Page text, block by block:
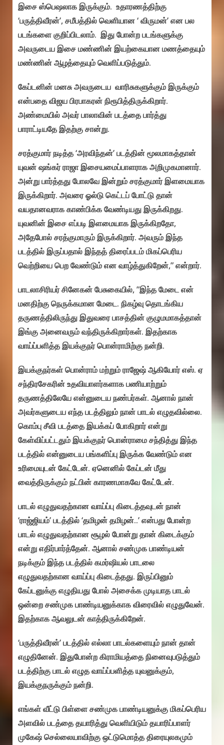
இசை ஸ்பெஷலாக இருக்கும். உதாரணத்திற்கு
‘பருத்திவீரன்’, சமீபத்தில் வெளியான ‘ விருமன்’ என பல
படங்களை குறிப்பிடலாம். இது போன்ற படங்களுக்கு
அவருடைய இசை மண்ணின் இயற்கையான மணத்தையும்
மண்ணின் ஆழத்தையும் வெளிப்படுத்தும்.
கேப்டனின் மனசு அவருடைய வாரிசுகளுக்கும் இருக்கும்
என்பதை விஜய பிரபாகரன் நிரூபித்திருக்கிறார்.
அண்மையில் அவர் பாலாவின் படத்தை பார்த்து
பாராட்டியதே இதற்கு சான்று.‌
சரத்குமார் நடித்த ‘அரவிந்தன்’ படத்தின் மூலமாகத்தான்
யுவன் ஷங்கர் ராஜா இசையமைப்பாளராக அறிமுகமானார்.
அன்று பார்த்தது போலவே இன்றும் சரத்குமார் இளமையாக
இருக்கிறார். அவரை ஓல்டு கெட்டப் போட்டு தான்
வயதானவராக காண்பிக்க வேண்டியது இருக்கிறது.
யுவனின் இசை எப்படி இளமையாக இருக்கிறதோ,
அதேபோல் சரத்குமாரும் இருக்கிறார். அவரும் இந்த
படத்தில் இருப்பதால் இந்தத் திரைப்படம் மிகப்பெரிய
வெற்றியை பெற வேண்டும் என வாழ்த்துகிறேன்,” என்றார்.
பாடலாசிரியர் சினேகன் பேசுகையில், ”இந்த மேடை என்
மனதிற்கு நெருக்கமான மேடை. நிகழ்வு தொடங்கிய
தருணத்திலிருந்து இதுவரை பாசத்தின் குழுமமாகத்தான்
இங்கு அனைவரும் வந்திருக்கிறார்கள். இதற்காக
வாய்ப்பளித்த இயக்குநர் பொன்ராமிற்கு நன்றி.
இயக்குநர்கள் பொன்ராம் மற்றும் ராஜேஷ் ஆகியோர் எஸ். ஏ
சந்திரசேகரின் உதவியாளர்களாக பணியாற்றும்
தருணத்திலேயே என்னுடைய நண்பர்கள். ஆனால் நான்
அவர்களுடைய எந்த படத்திலும் நான் பாடல் எழுதவில்லை.
கொம்பு சீவி படத்தை இயக்கப் போகிறார் என்று
கேள்விப்பட்டதும் இயக்குநர் பொன்ராமை சந்தித்து இந்த
படத்தில் என்னுடைய பங்களிப்பு இருக்க வேண்டும் என
உரிமையுடன் கேட்டேன். ஏனெனில் கேப்டன் மீது
வைத்திருக்கும் நட்பின் காரணமாகவே கேட்டேன்.‌
பாடல் எழுதுவதற்கான வாய்ப்பு கிடைத்தவுடன் நான்
‘ராஜ்ஜியம்’ படத்தில் ‘தமிழன் தமிழன்..’ என்பது போன்ற
பாடல் எழுதுவதற்கான சூழல் போன்று தான் கிடைக்கும்
என்று எதிர்பார்த்தேன். ஆனால் சண்முக பாண்டியன்
நடிக்கும் இந்த படத்தில் கமர்ஷியல் பாடலை
எழுதுவதற்கான வாய்ப்பு கிடைத்தது. இருப்பினும்
கேப்டனுக்கு எழுதியது போல் அசைக்க முடியாத பாடல்
ஒன்றை சண்முக பாண்டியனுக்காக விரைவில் எழுதுவேன்.
இதற்காக ஆவலுடன் காத்திருக்கிறேன்.
‘பருத்திவீரன்’ படத்தில் எல்லா பாடல்களையும் நான் தான்
எழுதினேன். இதுபோன்ற கிராமியத்தை நினைவுபடுத்தும்
படத்திற்கு பாடல் எழுத வாய்ப்பளித்த யுவனுக்கும்,
இயக்குநருக்கும் நன்றி.‌
எங்கள் வீட்டு பிள்ளை சண்முக பாண்டியனுக்கு மிகப்பெரிய
அளவில் படத்தை தயாரித்து வெளியிடும் தயாரிப்பாளர்
முகேஷ் செல்லையாவிற்கு ஒட்டுமொத்த திரையுலகமும்